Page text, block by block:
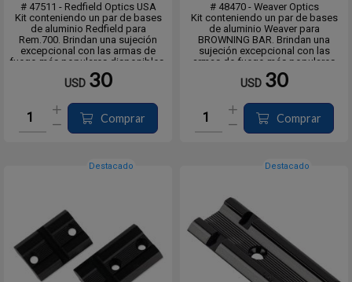
# 47511 - Redfield Optics USA
Kit conteniendo un par de bases
de aluminio Redfield para
Rem.700. Brindan una sujeción
excepcional con las armas de
fuego más populares disponibles.
Están fabricados con aluminio de
calidad aeronáutica según
un retroceso abusivo sin...
USD 30
Comprar
# 48470 - Weaver Optics
Kit conteniendo un par de bases
de aluminio Weaver para
BROWNING BAR. Brindan una
sujeción excepcional con las
armas de fuego más populares
disponibles.
Están fabricados con aluminio de
estándares precisos para resistir
un retroceso abusivo sin ag...
USD 30
Comprar
Destacado Destacado